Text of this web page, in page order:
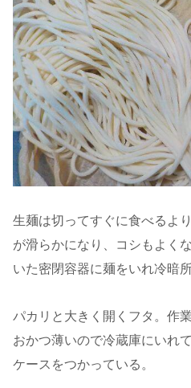
生麺は切ってすぐに食べるよ
が滑らかになり、コシもよく
いた密閉容器に麺をいれ冷暗
パカリと大きく開くフタ。作
おかつ薄いので冷蔵庫にいれ
ケースをつかっている。